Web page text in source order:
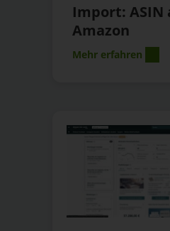
Import: ASIN
Amazon
Mehr erfahren